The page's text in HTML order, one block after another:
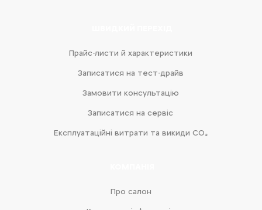
Прайс-листи й характеристики
Записатися на тест-драйв
Замовити консультацію
Записатися на сервіс
Експлуатаційні витрати та викиди CO₂
Про салон